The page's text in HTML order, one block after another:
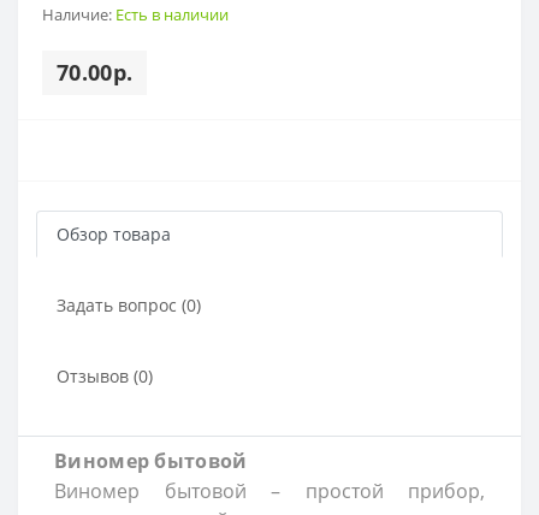
Наличие: Есть в наличии
70.00р.
Обзор товара
Задать вопрос (0)
Отзывов (0)
Виномер бытовой
Виномер бытовой – простой прибор,